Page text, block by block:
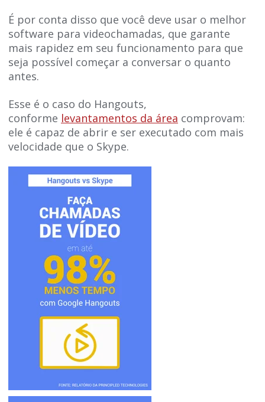
É por conta disso que você deve usar o melhor
software para videochamadas, que garante
mais rapidez em seu funcionamento para que
seja possível começar a conversar o quanto
antes.
Esse é o caso do Hangouts,
conforme levantamentos da área comprovam:
ele é capaz de abrir e ser executado com mais
velocidade que o Skype.